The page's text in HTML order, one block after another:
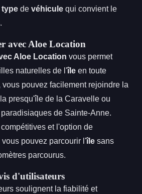
type de véhicule qui convient le
avec Aloe Location
Aloe Location vous permet
naturelles de l'île en toute
vous pouvez facilement rejoindre la
presqu'île de la Caravelle ou
de Sainte-Anne.
compétitives et l'option de
vous pouvez parcourir l'île sans
parcourus.
d'utilisateurs
soulignent la fiabilité et